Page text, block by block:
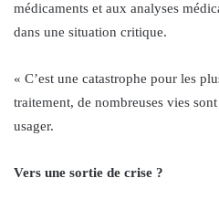
médicaments et aux analyses
dans une situation critique.
« C’est une catastrophe pour les
traitement, de nombreuses vies
usager.
Vers une sortie de crise ?